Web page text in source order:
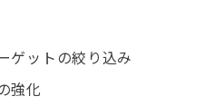
ゲットの絞り込み
強化